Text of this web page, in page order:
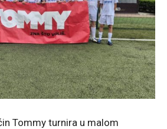
Tommy turnira u malom